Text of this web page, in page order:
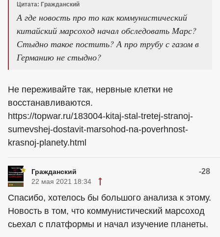
Цитата: Гражданский
А где новость про то как коммунистический
китайский марсоход начал обследовать Марс?
Стыдно такое постить? А про трубу с газом в
Германию не стыдно?
Не переживайте так, нервные клетки не
восстанавливаются.
https://topwar.ru/183004-kitaj-stal-tretej-stranoj-
sumevshej-dostavit-marsohod-na-poverhnost-
krasnoj-planety.html
Гражданский -28
22 мая 2021 18:34
Спасибо, хотелось бы большого анализа к этому.
Новость в том, что коммунистический марсоход
сьехал с платформы и начал изучение планеты.